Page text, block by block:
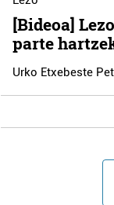
[Bideoa]
parte
Urko Etxebeste